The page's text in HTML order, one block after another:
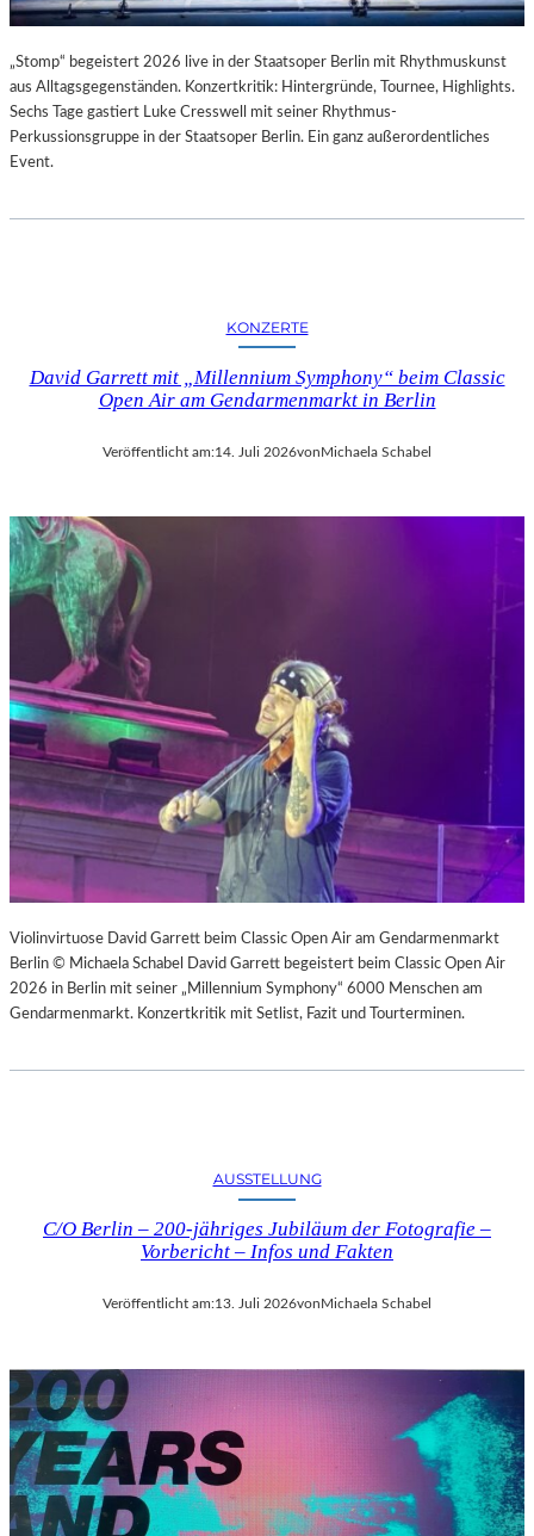
„Stomp“ begeistert 2026 live in der Staatsoper Berlin mit Rhythmuskunst
aus Alltagsgegenständen. Konzertkritik: Hintergründe, Tournee, Highlights.
Sechs Tage gastiert Luke Cresswell mit seiner Rhythmus-
Perkussionsgruppe in der Staatsoper Berlin. Ein ganz außerordentliches
Event.
KONZERTE
David Garrett mit „Millennium Symphony“ beim Classic
Open Air am Gendarmenmarkt in Berlin
Veröffentlicht am:14. Juli 2026vonMichaela Schabel
Violinvirtuose David Garrett beim Classic Open Air am Gendarmenmarkt
Berlin © Michaela Schabel David Garrett begeistert beim Classic Open Air
2026 in Berlin mit seiner „Millennium Symphony“ 6000 Menschen am
Gendarmenmarkt. Konzertkritik mit Setlist, Fazit und Tourterminen.
AUSSTELLUNG
C/O Berlin – 200-jähriges Jubiläum der Fotografie –
Vorbericht – Infos und Fakten
Veröffentlicht am:13. Juli 2026von Michaela Schabel